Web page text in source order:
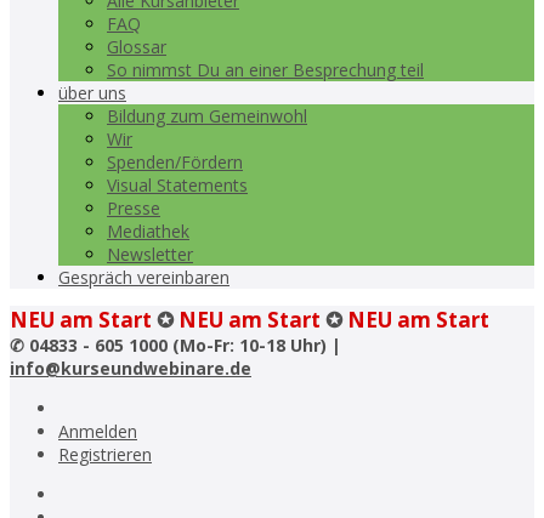
FAQ
Glossar
So nimmst Du an einer Besprechung teil
über uns
Bildung zum Gemeinwohl
Wir
Spenden/Fördern
Visual Statements
Presse
Mediathek
Newsletter
Gespräch vereinbaren
NEU am Start ✪ NEU am Start ✪ NEU am Start
✆ 04833 - 605 1000 (Mo-Fr: 10-18 Uhr) |
info@kurseundwebinare.de
Anmelden
Registrieren